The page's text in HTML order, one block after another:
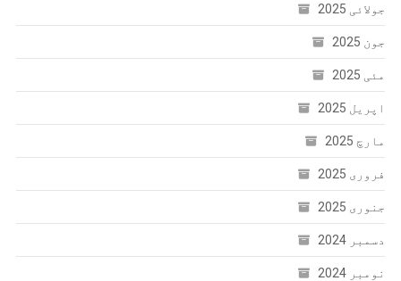
جولائی 2025
جون 2025
مئی 2025
اپریل 2025
مارچ 2025
فروری 2025
جنوری 2025
دسمبر 2024
نومبر 2024